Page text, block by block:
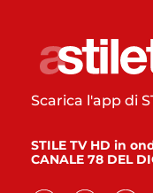
Scarica l'app di
STILE TV HD in
CANALE 78 DEL